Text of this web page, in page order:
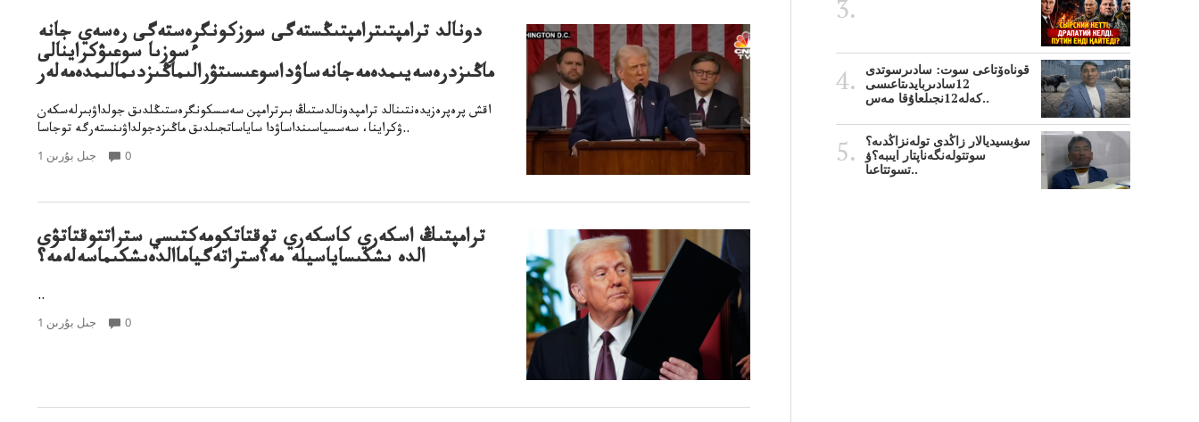
دونالد ترامپتىترامپتىڭستەگى سوزكونگرەستەگى رەسەي جانە
ءسوزىا سوعىۋكراينالى
ماڭىزدرەسەيىمدەمەجانەساۋداسوعىسىتۋرالىماڭىزدىمالىمدەمەلەر
اقش پرەپرەزيدەنتىنالد ترامپدونالدستىڭ بىرترامپن سەسسكونگرەستىڭلدىق جولداۋبىرلەسكەن
ۋكراينا، سەسسياسىنداساۋدا ساياساتجىلدىق ماڭىزدجولداۋىنستەرگە توجاسا..
1 جىل بۇرىن 0
ترامپتىڭ اسكەري كاسكەري توقتاتكومەكتىسي ستراتتوقتاتۋى
الدە ىشكىساياسيلە مە؟ستراتەگياماالدەىشكىماسەلەمە؟
..
1 جىل بۇرىن 0
قوناەۆتاعى سوت: سادىرسوتدى
12سادىربايدىتاعىسى
كەلە12نجىلعاۇقا مەس..
سۋبسيديالار زاڭدى تولەنزاڭدىە؟
سوتتولەنگەناپتار ايىبە؟ۋ
تسوتتاعىا..